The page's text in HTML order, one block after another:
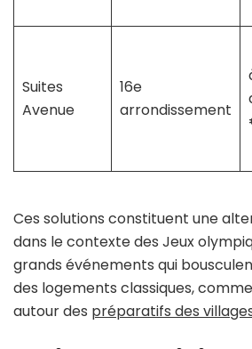
Suites
Avenue
16e
arrondissement
Ces solutions constituent une
dans le contexte des Jeux
grands événements qui
des logements classiques,
autour des préparatifs des